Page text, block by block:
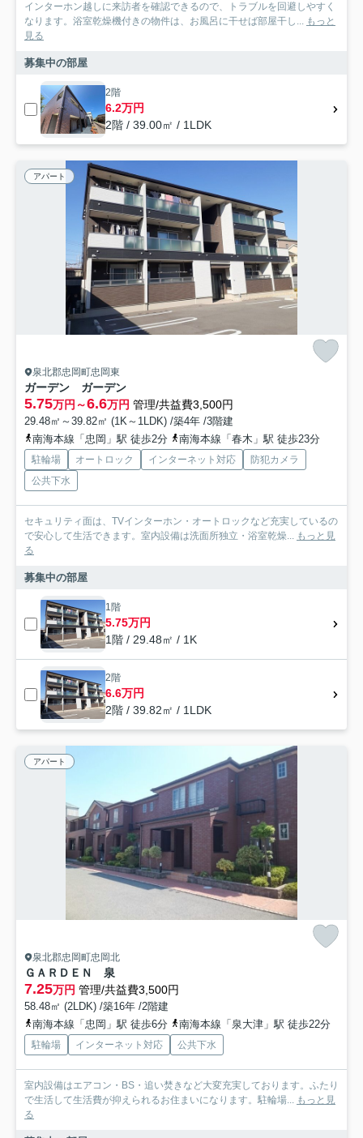
インターホン越しに来訪者を確認できるので、トラブルを回避しやすく
なります。浴室乾燥機付きの物件は、お風呂に干せば部屋干し... もっと
見る
募集中の部屋
2階
6.2万円
2階 / 39.00㎡ / 1LDK
アパート
泉北郡忠岡町忠岡東
ガーデン ガーデン
5.75万円～6.6万円 管理/共益費3,500円
29.48㎡～39.82㎡ (1K～1LDK) /築4年 /3階建
南海本線「忠岡」駅 徒歩2分
南海本線「春木」駅 徒歩23分
駐輪場 オートロック インターネット対応
防犯カメラ
公共下水
セキュリティ面は、TVインターホン・オートロックなど充実しているの
で安心して生活できます。室内設備は洗面所独立・浴室乾燥... もっと見
る
募集中の部屋
1階
5.75万円
1階 / 29.48㎡ / 1K
2階
6.6万円
2階 / 39.82㎡ / 1LDK
アパート
泉北郡忠岡町忠岡北
ＧＡＲＤＥＮ 泉
7.25万円 管理/共益費3,500円
58.48㎡ (2LDK) /築16年 /2階建
南海本線「忠岡」駅 徒歩6分
南海本線「泉大津」駅 徒歩22分
駐輪場 インターネット対応 公共下水
室内設備はエアコン・BS・追い焚きなど大変充実しております。ふたり
で生活して生活費が抑えられるお住まいになります。駐輪場... もっと見
る